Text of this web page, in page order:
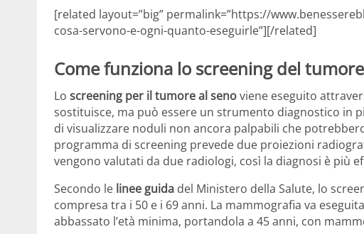
[related layout=”big” permalink=”https://
cosa-servono-e-ogni-quanto-eseguirle”][/related]
Come funziona lo screening del
Lo screening per il tumore al senoviene eseguito
sostituisce, ma può essere un strumento diagnostico in
di visualizzare noduli non ancora palpabili che
programma di screening prevede due proiezioni
vengono valutati da due radiologi, così la diagnosi è più
Secondo le linee guida del Ministero della Salute, lo
compresa tra i 50 e i 69 anni. La mammografia va
abbassato l’età minima, portandola a 45 anni, con